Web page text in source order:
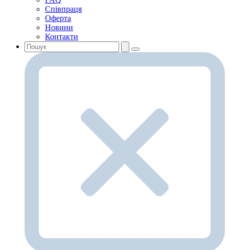
Співпраця
Оферта
Новини
Контакти